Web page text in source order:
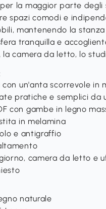
la maggior parte degli
spazi comodi e
mantenendo la
tranquilla e
la camera da letto, lo
con un'anta scorrevole in
pratiche e semplici da
con gambe in legno
in melamina
e antigraffio
camera da letto e
naturale